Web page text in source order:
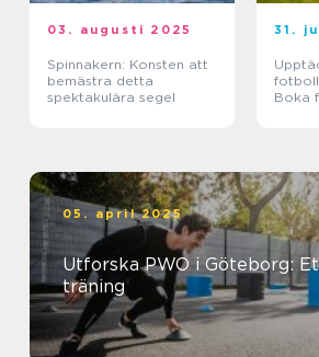
03. augusti 2025
Spinnakern: Konsten att
bemästra detta
spektakulära segel
31.
Boka
05. april 2025
Utforska PWO i Göteborg:
träning